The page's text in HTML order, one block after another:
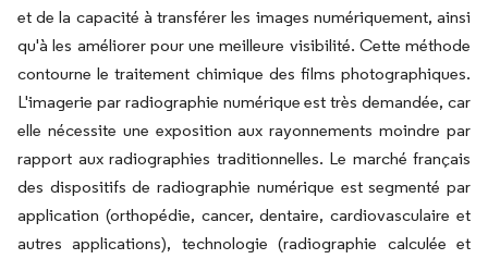
et de la capacité à transférer les images numériquement, ainsi
qu'à les améliorer pour une meilleure visibilité. Cette méthode
contourne le traitement chimique des films photographiques.
L'imagerie par radiographie numérique est très demandée, car
elle nécessite une exposition aux rayonnements moindre par
rapport aux radiographies traditionnelles. Le marché français
des dispositifs de radiographie numérique est segmenté par
application (orthopédie, cancer, dentaire, cardiovasculaire et
autres applications), technologie (radiographie calculée et